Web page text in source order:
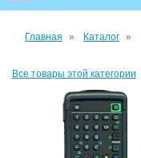
Главная Каталог
Все товары этой категории